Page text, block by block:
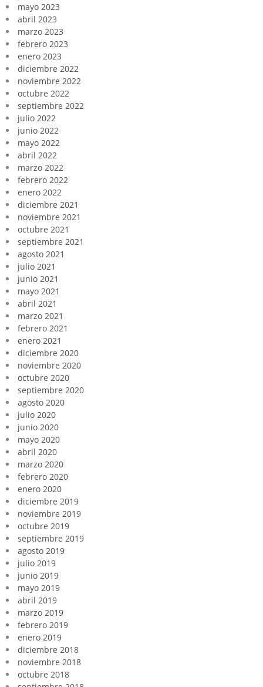
mayo 2023
abril 2023
marzo 2023
febrero 2023
enero 2023
diciembre 2022
noviembre 2022
octubre 2022
septiembre 2022
julio 2022
junio 2022
mayo 2022
abril 2022
marzo 2022
febrero 2022
enero 2022
diciembre 2021
noviembre 2021
octubre 2021
septiembre 2021
agosto 2021
julio 2021
junio 2021
mayo 2021
abril 2021
marzo 2021
febrero 2021
enero 2021
diciembre 2020
noviembre 2020
octubre 2020
septiembre 2020
agosto 2020
julio 2020
junio 2020
mayo 2020
abril 2020
marzo 2020
febrero 2020
enero 2020
diciembre 2019
noviembre 2019
octubre 2019
septiembre 2019
agosto 2019
julio 2019
junio 2019
mayo 2019
abril 2019
marzo 2019
febrero 2019
enero 2019
diciembre 2018
noviembre 2018
octubre 2018